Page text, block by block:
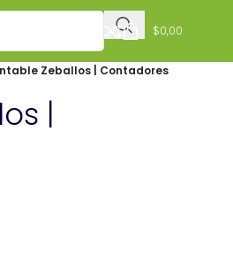
$0,00
Zeballos | Contadores
|